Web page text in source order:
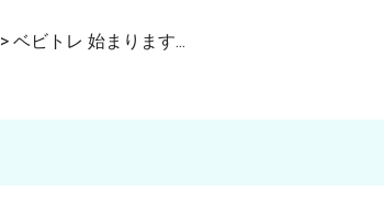
> ベビトレ 始まります...